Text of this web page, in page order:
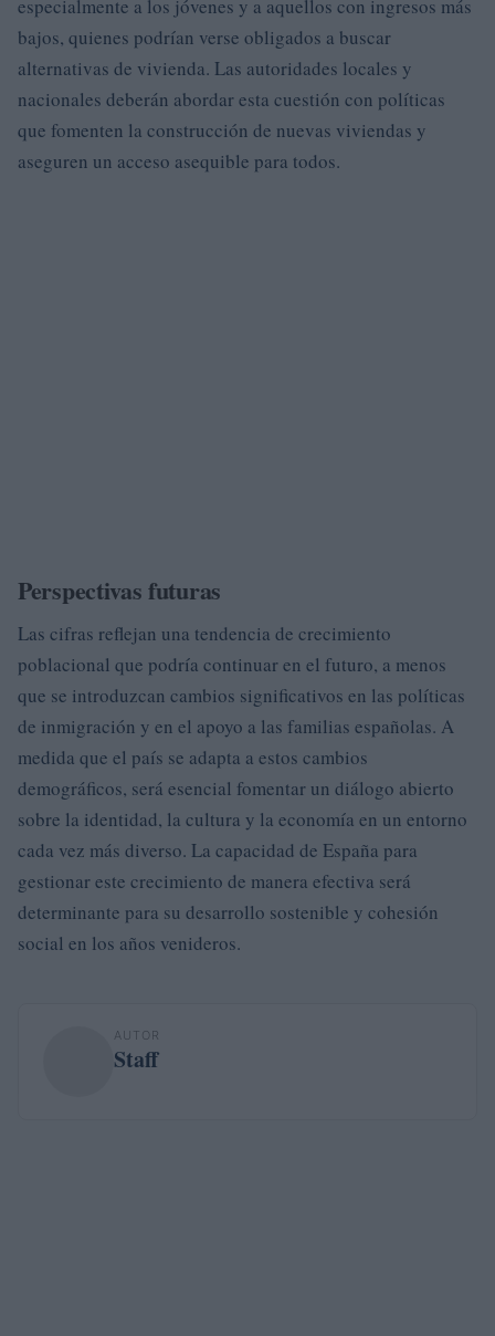
especialmente a los jóvenes y a aquellos con ingresos más
bajos, quienes podrían verse obligados a buscar
alternativas de vivienda. Las autoridades locales y
nacionales deberán abordar esta cuestión con políticas
que fomenten la construcción de nuevas viviendas y
aseguren un acceso asequible para todos.
Perspectivas futuras
Las cifras reflejan una tendencia de crecimiento
poblacional que podría continuar en el futuro, a menos
que se introduzcan cambios significativos en las políticas
de inmigración y en el apoyo a las familias españolas. A
medida que el país se adapta a estos cambios
demográficos, será esencial fomentar un diálogo abierto
sobre la identidad, la cultura y la economía en un entorno
cada vez más diverso. La capacidad de España para
gestionar este crecimiento de manera efectiva será
determinante para su desarrollo sostenible y cohesión
social en los años venideros.
AUTOR
Staff